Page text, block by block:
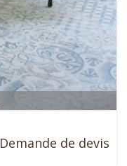
Demande de devis